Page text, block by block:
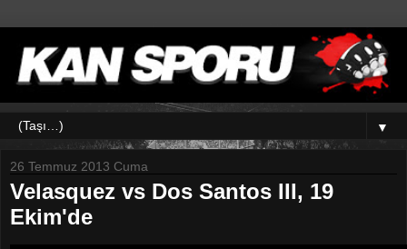
▼
26 Temmuz 2013 Cuma
Velasquez vs Dos Santos III, 19
Ekim'de